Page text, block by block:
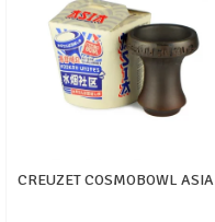
CREUZET COSMOBOWL ASIA